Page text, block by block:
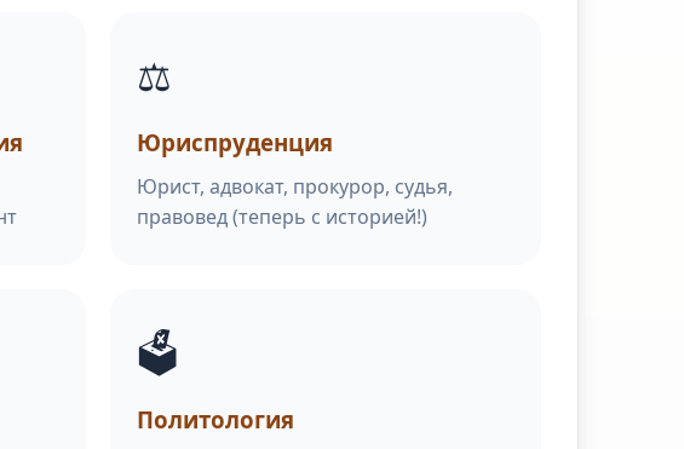
⚖️
Юриспруденция
Юрист, адвокат, прокурор, судья,
правовед (теперь с историей!)
🗳️
Политология